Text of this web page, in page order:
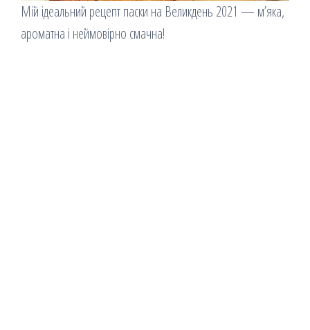
Мій ідеальний рецепт паски на Великдень 2021 — м’яка,
ароматна і неймовірно смачна!